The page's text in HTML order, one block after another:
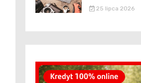
25 lipca 2026